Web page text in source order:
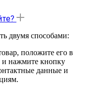
двумя способами:
положите его в
и нажмите кнопку
данные и